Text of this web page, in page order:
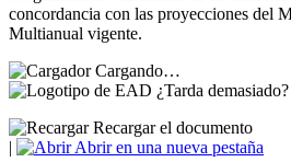
concordancia con las proyecciones del
Multianual vigente.
Cargando…
¿Tarda demasiado?
Recargar el documento
|
Abrir en una nueva pestaña